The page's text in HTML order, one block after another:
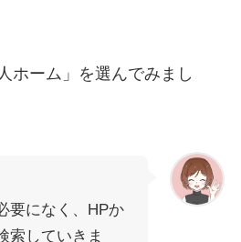
ホーム」を選んでみまし
要になく、HPか
索していきま